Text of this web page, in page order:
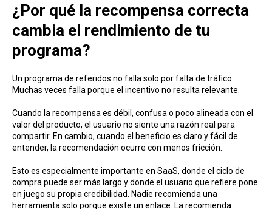
¿Por qué la recompensa correcta
cambia el rendimiento de tu
programa?
Un programa de referidos no falla solo por falta de tráfico.
Muchas veces falla porque el incentivo no resulta relevante.
Cuando la recompensa es débil, confusa o poco alineada con el
valor del producto, el usuario no siente una razón real para
compartir. En cambio, cuando el beneficio es claro y fácil de
entender, la recomendación ocurre con menos fricción.
Esto es especialmente importante en SaaS, donde el ciclo de
compra puede ser más largo y donde el usuario que refiere pone
en juego su propia credibilidad. Nadie recomienda una
herramienta solo porque existe un enlace. La recomienda